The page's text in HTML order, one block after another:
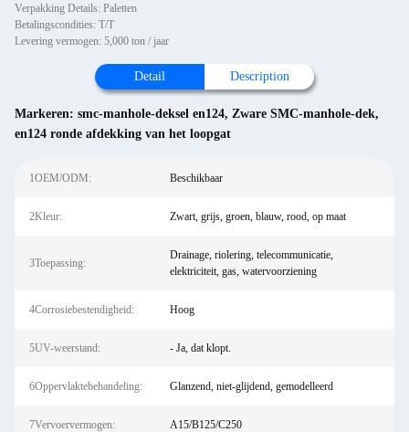
Verpakking Details: Paletten
Betalingscondities: T/T
Levering vermogen: 5,000 ton / jaar
Detail Description
Markeren: smc-manhole-deksel en124, Zware SMC-manhole-dek,
en124 ronde afdekking van het loopgat
1OEM/ODM: Beschikbaar
2Kleur: Zwart, grijs, groen, blauw, rood, op maat
3Toepassing:
Drainage, riolering, telecommunicatie,
elektriciteit, gas, watervoorziening
4Corrosiebestendigheid: Hoog
5UV-weerstand: - Ja, dat klopt.
6Oppervlaktebehandeling: Glanzend, niet-glijdend, gemodelleerd
7Vervoervermogen: A15/B125/C250